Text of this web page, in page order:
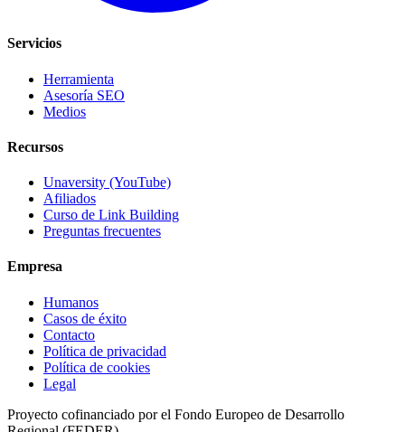
Servicios
Herramienta
Asesoría SEO
Medios
Recursos
Unaversity (YouTube)
Afiliados
Curso de Link Building
Preguntas frecuentes
Empresa
Humanos
Casos de éxito
Contacto
Política de privacidad
Política de cookies
Legal
Proyecto cofinanciado por el Fondo Europeo de Desarrollo